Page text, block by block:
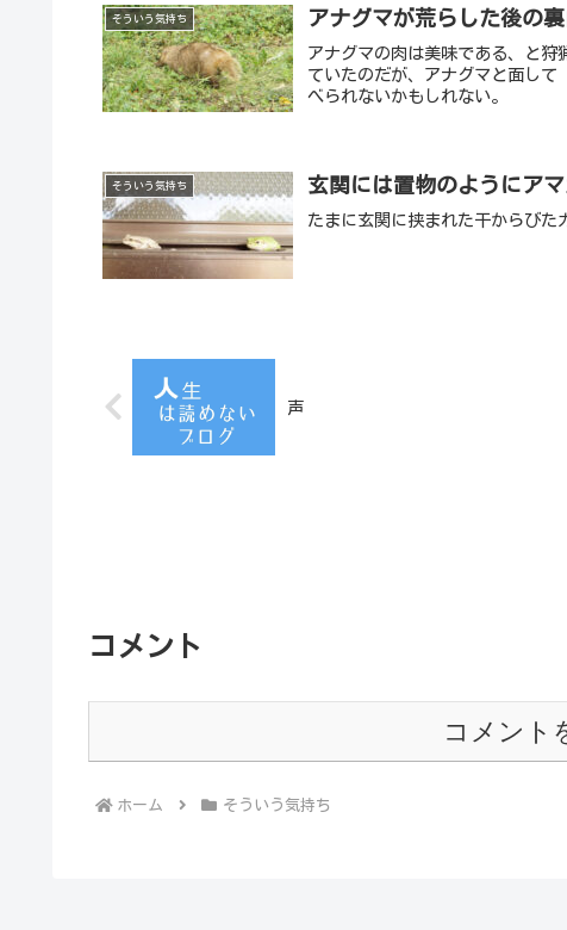
そういう気持ち アナグマが荒らした後の
アナグマの肉は美味である、と狩
ていたのだが、アナグマと面して
べられないかもしれない。
そういう気持ち 玄関には置物のようにア
たまに玄関に挟まれた干からびた
声
コメント
コメント
ホーム そういう気持ち